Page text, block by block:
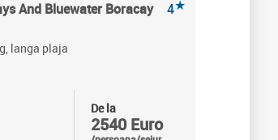
And Bluewater Boracay 4★
langa plaja
De la
2540 Euro